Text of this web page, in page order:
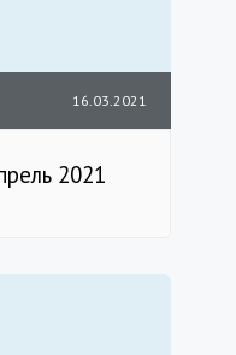
16.03.2021
2021